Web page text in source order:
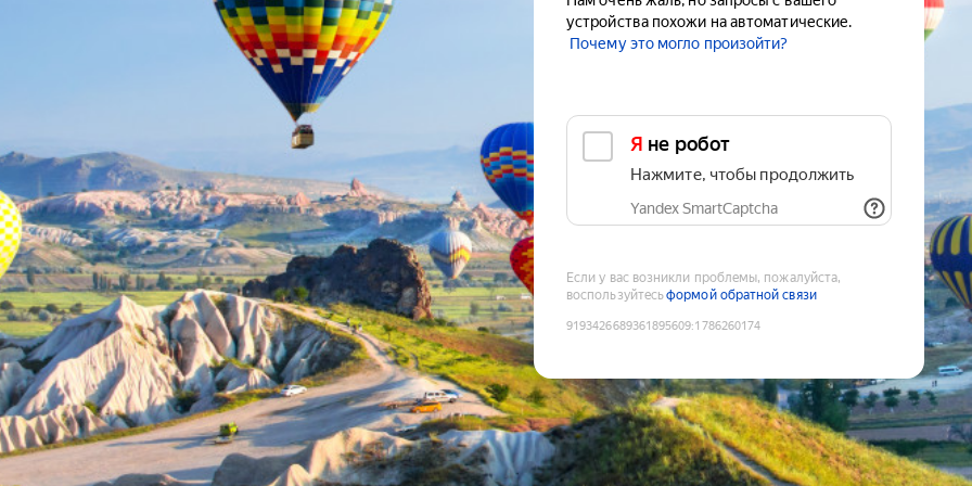
устройства похожи на автоматические.
Почему это могло произойти?
Я не робот
Нажмите, чтобы продолжить
Yandex SmartCaptcha
Если у вас возникли проблемы, пожалуйста,
воспользуйтесьформой обратной связи
9193426689361895609:1786260174